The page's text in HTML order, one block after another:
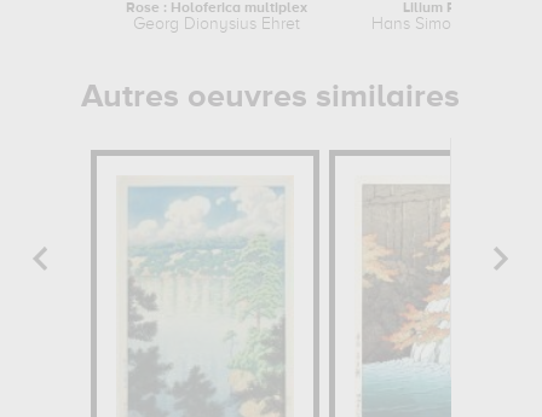
Rose : Holoferica multiplex
Georg Dionysius Ehret
Lilium Pyrenaicum
Hans Simon
Autres oeuvres similaires